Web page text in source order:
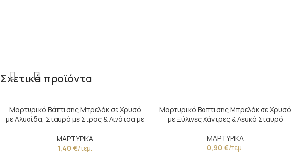
Σχετικά προϊόντα
Μαρτυρικό Βάπτισης Μπρελόκ σε Χρυσό
με Αλυσίδα, Σταυρό με Στρας & Λινάτσα με
ΜΑΡΤΥΡΙΚΑ
1,40 €/τεμ.
Μαρτυρικό Βάπτισης Μπρελόκ σε Χρυσό
με Ξύλινες Χάντρες & Λευκό Σταυρό
ΜΑΡΤΥΡΙΚΑ
0,90 €/τεμ.